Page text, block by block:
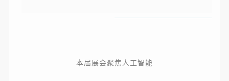
本届展会聚焦人工智能